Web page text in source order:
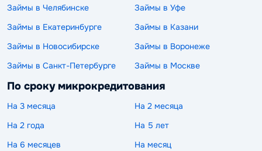
Займы в Челябинске
Займы в Уфе
Займы в Екатеринбурге
Займы в Казани
Займы в Новосибирске
Займы в Воронеже
Займы в Санкт-Петербурге
Займы в Москве
По сроку микрокредитования
На 3 месяца
На 2 месяца
На 2 года
На 5 лет
На 6 месяцев
На месяц